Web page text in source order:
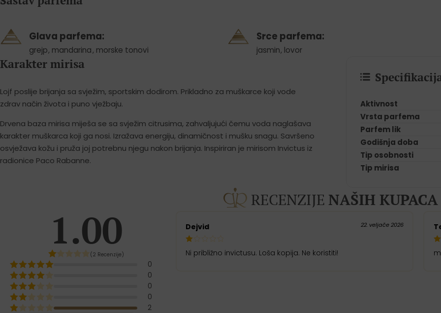
Glava parfema:
grejp, mandarina, morske tonovi
Srce parfema:
jasmin, lovor
Karakter mirisa
Lojf poslije brijanja sa svježim, sportskim dodirom. Prikladno za muškarce koji vode
zdrav način života i puno vježbaju.
Drvena baza mirisa miješa se sa svježim citrusima, zahvaljujući čemu voda naglašava
karakter muškarca koji ga nosi. Izražava energiju, dinamičnost i mušku snagu. Savršeno
osvježava kožu i pruža joj potrebnu njegu nakon brijanja. Inspiriran je mirisom Invictus iz
radionice Paco Rabanne.
Aktivnost
Vrsta parfema
Parfem lik
Godišnja doba
Tip osobnosti
Tip mirisa
RECENZIJE NAŠIH KUPACA
1.00
(2 Recenzije)
0
0
0
0
2
Dejvid 22. veljače 2026
Ni približno invictusu. Loša kopija. Ne koristiti!